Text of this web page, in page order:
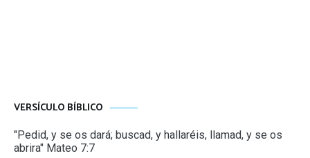
VERSÍCULO BÍBLICO
"Pedid, y se os dará; buscad, y hallaréis, llamad, y se os
abrira" Mateo 7:7